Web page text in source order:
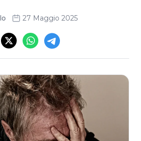
27 Maggio 2025